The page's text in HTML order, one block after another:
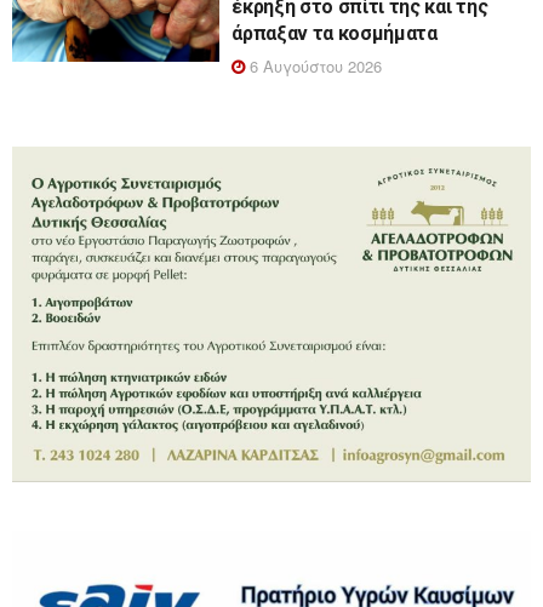
έκρηξη στο σπίτι της και της
άρπαξαν τα κοσμήματα
6 Αυγούστου 2026